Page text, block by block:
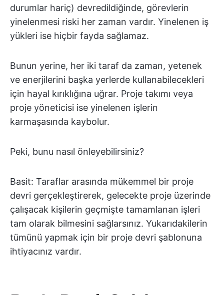
durumlar hariç) devredildiğinde, görevlerin
yinelenmesi riski her zaman vardır. Yinelenen iş
yükleri ise hiçbir fayda sağlamaz.
Bunun yerine, her iki taraf da zaman, yetenek
ve enerjilerini başka yerlerde kullanabilecekleri
için hayal kırıklığına uğrar. Proje takımı veya
proje yöneticisi ise yinelenen işlerin
karmaşasında kaybolur.
Peki, bunu nasıl önleyebilirsiniz?
Basit: Taraflar arasında mükemmel bir proje
devri gerçekleştirerek, gelecekte proje üzerinde
çalışacak kişilerin geçmişte tamamlanan işleri
tam olarak bilmesini sağlarsınız. Yukarıdakilerin
tümünü yapmak için bir proje devri şablonuna
ihtiyacınız vardır.